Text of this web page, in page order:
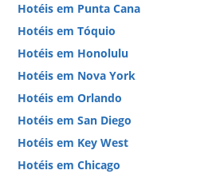
Hotéis em Punta Cana
Hotéis em Tóquio
Hotéis em Honolulu
Hotéis em Nova York
Hotéis em Orlando
Hotéis em San Diego
Hotéis em Key West
Hotéis em Chicago